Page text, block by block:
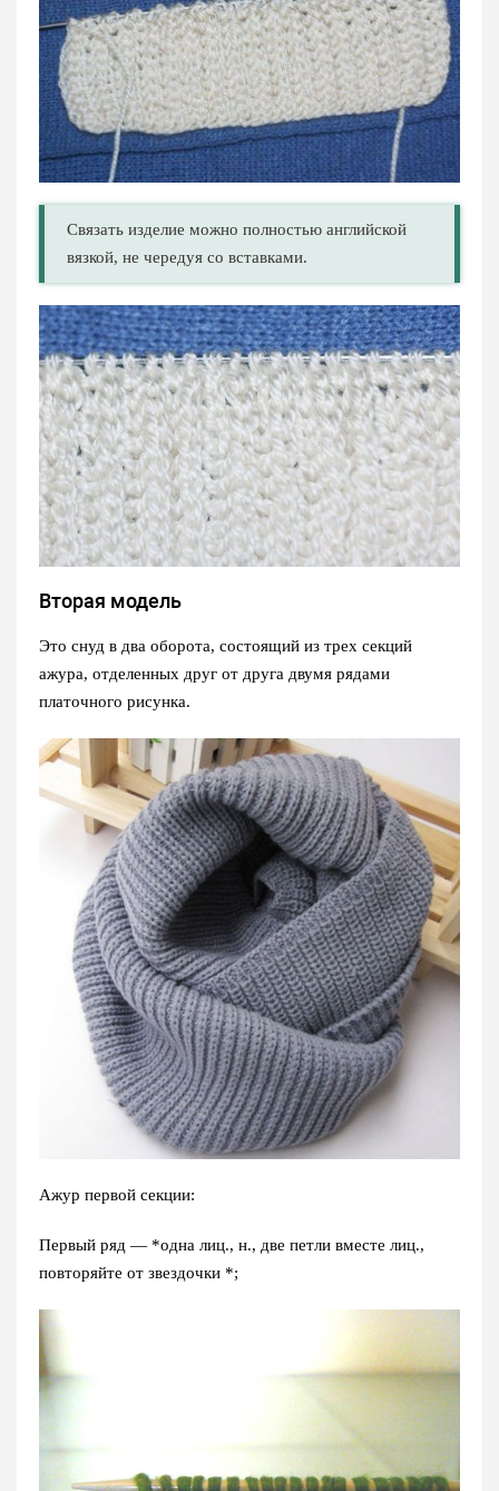
Связать изделие можно полностью английской
вязкой, не чередуя со вставками.
Вторая модель
Это снуд в два оборота, состоящий из трех секций
ажура, отделенных друг от друга двумя рядами
платочного рисунка.
Ажур первой секции:
Первый ряд — *одна лиц., н., две петли вместе лиц.,
повторяйте от звездочки *;